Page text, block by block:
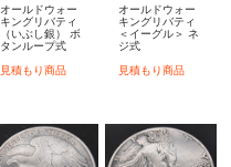
オールドウォー
キングリバティ
（いぶし銀） ボ
タンループ式
見積もり商品
オールドウォー
キングリバティ
＜イーグル＞ ネ
ジ式
見積もり商品